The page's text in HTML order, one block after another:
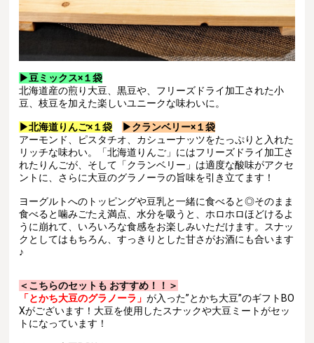
▶豆ミックス×１袋
北海道産の煎り大豆、黒豆や、フリーズドライ加工された小
豆、枝豆を加えた楽しいユニークな味わいに。
▶北海道りんご×１袋
▶クランベリー×１袋
アーモンド、ピスタチオ、カシューナッツをたっぷりと入れた
リッチな味わい。「北海道りんご」にはフリーズドライ加工さ
れたりんごが、そして「クランベリー」は適度な酸味がアクセ
ントに、さらに大豆のグラノーラの旨味を引き立てます！
ヨーグルトへのトッピングや豆乳と一緒に食べると◎そのまま
食べると噛みごたえ満点、水分を吸うと、ホロホロほどけるよ
うに崩れて、いろいろな食感をお楽しみいただけます。スナッ
クとしてはもちろん、すっきりとした甘さがお酒にも合います
♪
＜こちらのセットも おすすめ！！＞
「とかち大豆のグラノーラ」が入った”とかち大豆”のギフトBO
Xがございます！大豆を使用したスナックや大豆ミートがセッ
トになっています！